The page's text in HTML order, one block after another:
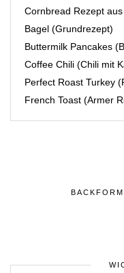
Cornbread Rezept
Bagel (Grundrezept)
Buttermilk Pancakes
Coffee Chili (Chili mit
Perfect Roast Turkey
French Toast (Armer